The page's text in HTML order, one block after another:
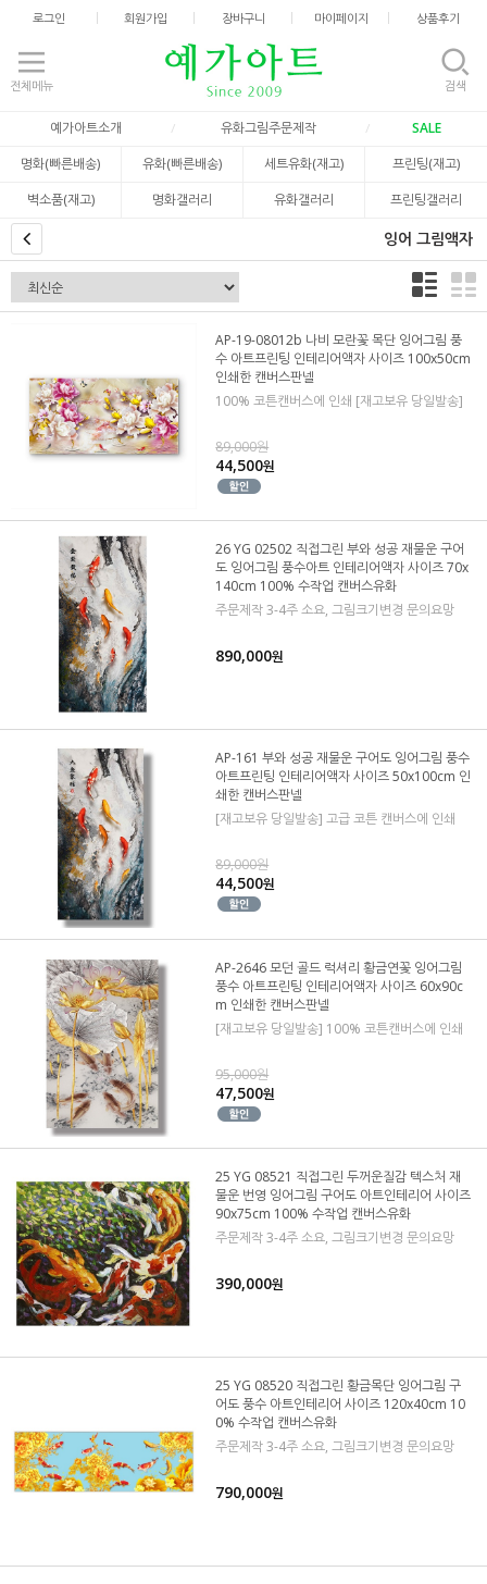
로그인 회원가입 장바구니 마이페이지 상품후기
전체메뉴 검색
예가아트소개 유화그림주문제작
SALE
명화(빠른배송)
유화(빠른배송) 세트유화(재고)
프린팅(재고)
벽소품(재고)
명화갤러리 유화갤러리 프린팅갤러리
잉어 그림액자
AP-19-08012b 나비 모란꽃 목단 잉어그림 풍
수 아트프린팅 인테리어액자 사이즈 100x50cm
인쇄한 캔버스판넬
100% 코튼캔버스에 인쇄 [재고보유 당일발송]
89,000원
44,500원
26 YG 02502 직접그린 부와 성공 재물운 구어
도 잉어그림 풍수아트 인테리어액자 사이즈 70x
140cm 100% 수작업 캔버스유화
주문제작 3-4주 소요, 그림크기변경 문의요망
890,000원
AP-161 부와 성공 재물운 구어도 잉어그림 풍수
아트프린팅 인테리어액자 사이즈 50x100cm 인
쇄한 캔버스판넬
[재고보유 당일발송] 고급 코튼 캔버스에 인쇄
89,000원
44,500원
AP-2646 모던 골드 럭셔리 황금연꽃 잉어그림
풍수 아트프린팅 인테리어액자 사이즈 60x90c
m 인쇄한 캔버스판넬
[재고보유 당일발송] 100% 코튼캔버스에 인쇄
95,000원
47,500원
25 YG 08521 직접그린 두꺼운질감 텍스처 재
물운 번영 잉어그림 구어도 아트인테리어 사이즈
90x75cm 100% 수작업 캔버스유화
주문제작 3-4주 소요, 그림크기변경 문의요망
390,000원
25 YG 08520 직접그린 황금목단 잉어그림 구
어도 풍수 아트인테리어 사이즈 120x40cm 10
0% 수작업 캔버스유화
주문제작 3-4주 소요, 그림크기변경 문의요망
790,000원